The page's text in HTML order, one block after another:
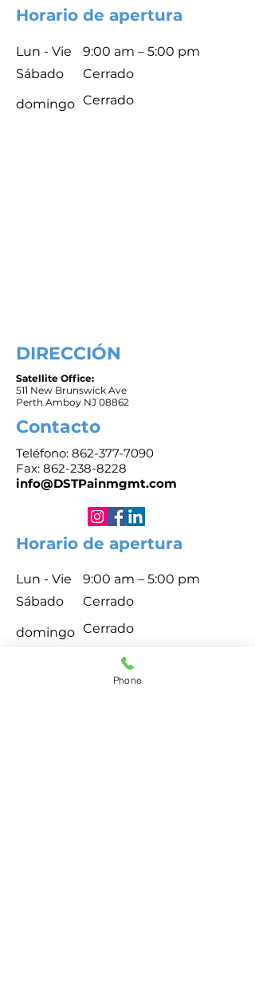
Horario de apertura
Lun - Vie
9:00 am – 5:00 pm
Sábado
Cerrado
​domingo Cerrado
DIRECCIÓN
Satellite Office:
511 New Brunswick Ave
Perth Amboy NJ 08862
Contacto
Teléfono: 862-377-7090
Fax: 862-238-8228
info@DSTPainmgmt.com
Horario de apertura
Lun - Vie
9:00 am – 5:00 pm
Sábado
Cerrado
​domingo Cerrado
Phone